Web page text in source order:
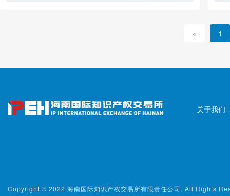
为
气
泛
« 1
关于我们
Copyright © 2022 海南国际知识产权交易所有限责任公司. All Rights